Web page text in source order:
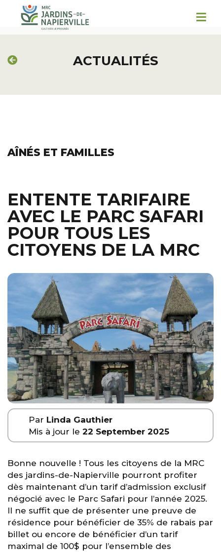
ACTUALITÉS
AÎNÉS ET FAMILLES
ENTENTE TARIFAIRE
AVEC LE PARC SAFARI
POUR TOUS LES
CITOYENS DE LA MRC
Par Linda Gauthier
Mis à jour le 22 September 2025
Bonne nouvelle ! Tous les citoyens de la MRC
des jardins-de-Napierville pourront profiter
dès maintenant d’un tarif d’admission exclusif
négocié avec le Parc Safari pour l’année 2025.
Il ne suffit que de présenter une preuve de
résidence pour bénéficier de 35% de rabais par
billet ou encore de bénéficier d’un tarif
maximal de 100$ pour l’ensemble des